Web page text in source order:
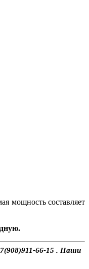
мощность составляет
66-15 . Наши